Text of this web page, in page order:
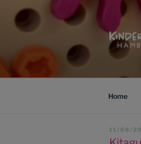
Inhalt
springen
Home
AM
11/08/